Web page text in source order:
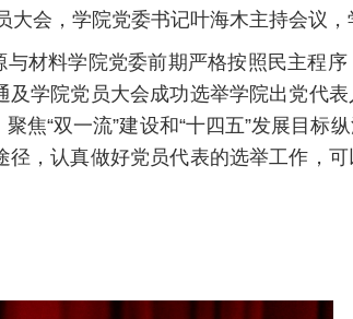
会，学院党委书记叶海木主持会议，
材料学院党委前期严格按照民主程
学院党员大会成功选举学院出党代
“双一流”建设和“十四五”发展目标
，认真做好党员代表的选举工作，